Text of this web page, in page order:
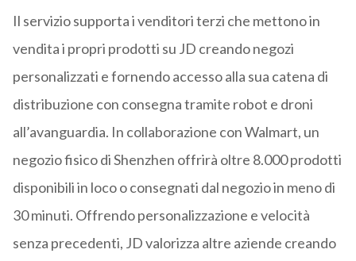
Il servizio supporta i venditori terzi che mettono in
vendita i propri prodotti su JD creando negozi
personalizzati e fornendo accesso alla sua catena di
distribuzione con consegna tramite robot e droni
all’avanguardia. In collaborazione con Walmart, un
negozio fisico di Shenzhen offrirà oltre 8.000 prodotti
disponibili in loco o consegnati dal negozio in meno di
30 minuti. Offrendo personalizzazione e velocità
senza precedenti, JD valorizza altre aziende creando